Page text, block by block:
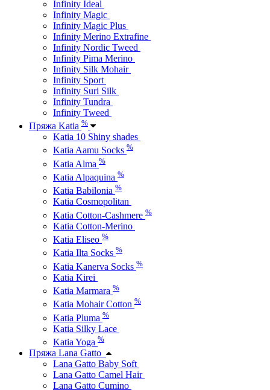
Infinity Ideal
Infinity Magic
Infinity Magic Plus
Infinity Merino Extrafine
Infinity Nordic Tweed
Infinity Pima Merino
Infinity Silk Mohair
Infinity Sport
Infinity Suri Silk
Infinity Tundra
Infinity Tweed
Пряжа Katia %
Katia 10 Shiny shades
Katia Aamu Socks %
Katia Alma %
Katia Alpaquina %
Katia Babilonia %
Katia Cosmopolitan
Katia Cotton-Cashmere %
Katia Cotton-Merino
Katia Eliseo %
Katia Ilta Socks %
Katia Kanerva Socks %
Katia Kirei
Katia Marmara %
Katia Mohair Cotton %
Katia Pluma %
Katia Silky Lace
Katia Yoga %
Пряжа Lana Gatto
Lana Gatto Baby Soft
Lana Gatto Camel Hair
Lana Gatto Cumino